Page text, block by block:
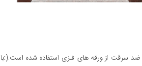
سرقت از ورقه های فلزی استفاده شده است.(:با